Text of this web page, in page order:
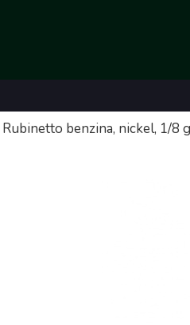
Rubinetto benzina, nickel, 1/8